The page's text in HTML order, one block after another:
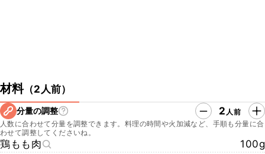
材料（2人前）
分量の調整 2 人前
人数に合わせて分量を調整できます。料理の時間や火加減など、手順も分量に合
わせて調整してくださいね。
鶏もも肉
100g